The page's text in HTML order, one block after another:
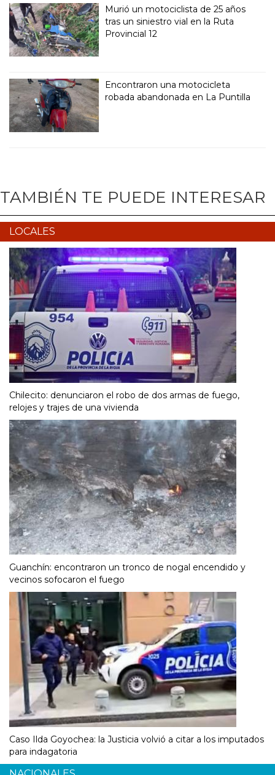
Murió un motociclista de 25 años
tras un siniestro vial en la Ruta
Provincial 12
Encontraron una motocicleta
robada abandonada en La Puntilla
TAMBIÉN TE PUEDE INTERESAR
LOCALES
Chilecito: denunciaron el robo de dos armas de fuego,
relojes y trajes de una vivienda
Guanchín: encontraron un tronco de nogal encendido y
vecinos sofocaron el fuego
Caso Ilda Goyochea: la Justicia volvió a citar a los imputados
para indagatoria